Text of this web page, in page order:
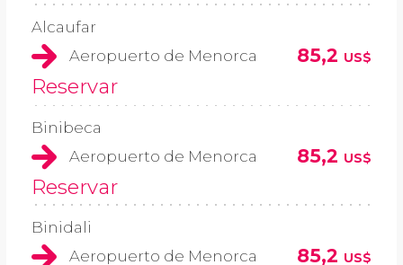
Alcaufar
Aeropuerto de Menorca
85,2 US$
Reservar
Binibeca
Aeropuerto de Menorca
85,2 US$
Reservar
Binidali
Aeropuerto de Menorca
85,2 US$